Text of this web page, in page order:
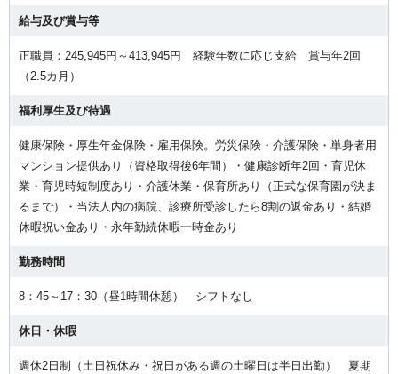
給与及び賞与等
正職員：245,945円～413,945円 経験年数に応じ支給 賞与年2回
（2.5カ月）
福利厚生及び待遇
健康保険・厚生年金保険・雇用保険。労災保険・介護保険・単身者用
マンション提供あり（資格取得後6年間）・健康診断年2回・育児休
業・育児時短制度あり・介護休業・保育所あり（正式な保育園が決ま
るまで）・当法人内の病院、診療所受診したら8割の返金あり・結婚
休暇祝い金あり・永年勤続休暇一時金あり
勤務時間
8：45～17：30（昼1時間休憩） シフトなし
休日・休暇
週休2日制（土日祝休み・祝日がある週の土曜日は半日出勤） 夏期